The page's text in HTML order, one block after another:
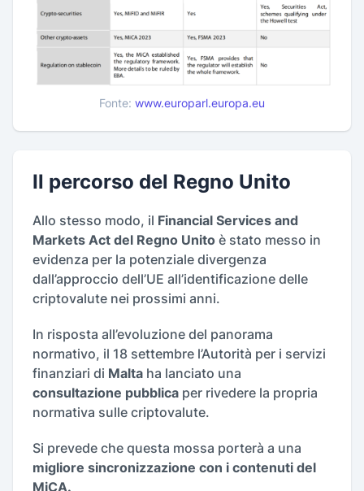
Fonte: www.europarl.europa.eu
Il percorso del Regno Unito
Allo stesso modo, il Financial Services and
Markets Act del Regno Unito è stato messo in
evidenza per la potenziale divergenza
dall’approccio dell’UE all’identificazione delle
criptovalute nei prossimi anni.
In risposta all’evoluzione del panorama
normativo, il 18 settembre l’Autorità per i servizi
finanziari di Malta ha lanciato una
consultazione pubblica per rivedere la propria
normativa sulle criptovalute.
Si prevede che questa mossa porterà a una
migliore sincronizzazione con i contenuti del
MiCA.